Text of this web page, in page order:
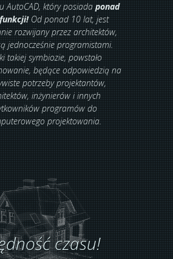
AutoCAD, który posiadaponad
Od ponad 10 lat, jest
rozwijany przez architektów,
jednocześnie programistami.
takiej symbiozie, powstało
będące odpowiedzią na
potrzeby projektantów,
inżynierów i innych
programów do
projektowania.
czasu!